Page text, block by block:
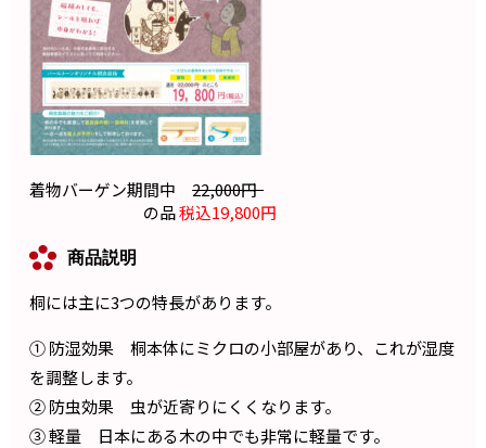
着物バーゲン期間中22,000円
の品税込19,800円
商品説明
桐には主に3つの特長があります。
① 防湿効果 桐本体にミクロの小部屋があり、これが湿度
を調整します。
② 防虫効果 虫が近寄りにくくなります。
③ 軽量 日本にある木の中でも非常に軽量です。